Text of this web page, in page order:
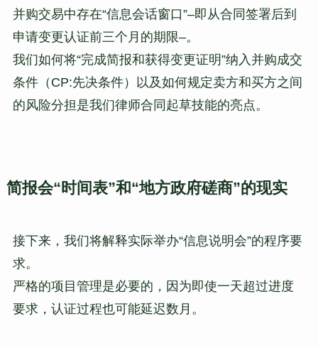
并购交易中存在“信息会话窗口”–即从合同签署后到
申请变更认证前三个月的期限–。
我们如何将“完成简报和获得变更证明”纳入并购成交
条件（CP:先决条件）以及如何规定卖方和买方之间
的风险分担是我们律师合同起草技能的亮点。
简报会“时间表”和“地方政府磋商”的现实
接下来，我们将解释实际举办“信息说明会”的程序要
求。
严格的项目管理是必要的，因为即使一天超过进度
要求，认证过程也可能延迟数月。